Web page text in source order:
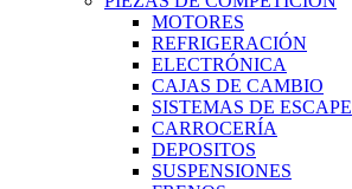
MOTORES
REFRIGERACIÓN
ELECTRÓNICA
CAJAS DE CAMBIO
SISTEMAS DE ESCAPE
CARROCERÍA
DEPOSITOS
SUSPENSIONES